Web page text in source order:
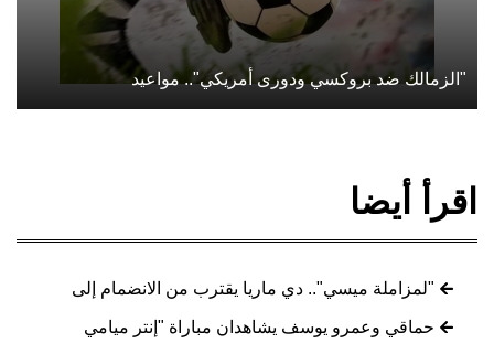
"الزمالك ضد بروكسي ودورى أمريكي".. مواعيد
اقرأ أيضا
"لمزاملة ميسي".. دي ماريا يقترب من الانضمام إلى
حماقي وعمرو يوسف يشاهدان مباراة "إنتر ميامي